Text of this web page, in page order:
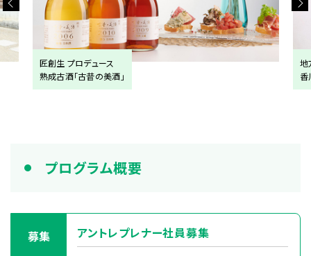
プロデュース
酒「古昔の美酒」
地方創生プロデュ
香川県琴平文具店
プログラム概要
募集 アントレプレナー社員募集